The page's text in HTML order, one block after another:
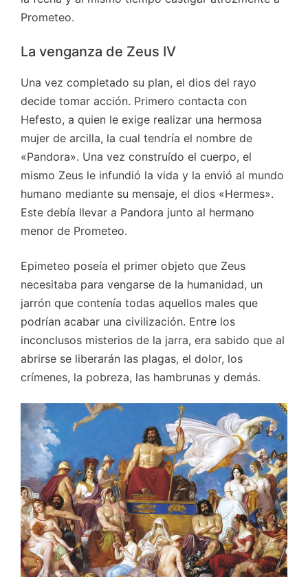
Prometeo.
La venganza de Zeus IV
Una vez completado su plan, el dios del rayo
decide tomar acción. Primero contacta con
Hefesto, a quien le exige realizar una hermosa
mujer de arcilla, la cual tendría el nombre de
«Pandora». Una vez construído el cuerpo, el
mismo Zeus le infundió la vida y la envió al mundo
humano mediante su mensaje, el dios «Hermes».
Este debía llevar a Pandora junto al hermano
menor de Prometeo.
Epimeteo poseía el primer objeto que Zeus
necesitaba para vengarse de la humanidad, un
jarrón que contenía todas aquellos males que
podrían acabar una civilización. Entre los
inconclusos misterios de la jarra, era sabido que al
abrirse se liberarán las plagas, el dolor, los
crímenes, la pobreza, las hambrunas y demás.